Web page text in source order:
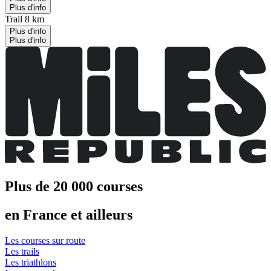
Plus d'info
Trail 8 km
Plus d'info
Plus d'info
Plus de 20 000 courses
en France et ailleurs
Les courses sur route
Les trails
Les triathlons